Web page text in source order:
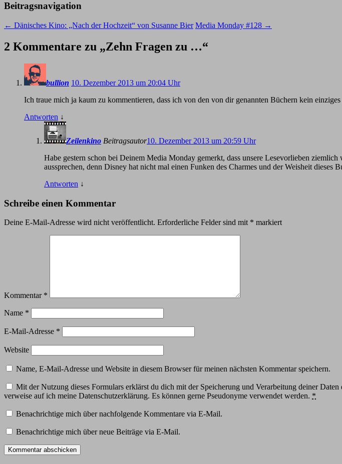
Beitragsnavigation
← Dänisches Kino: „Nach der Hochzeit“ von Susanne Bier Media Monday #128 →
2 Kommentare zu „Zehn Fragen zu …“
bullion 10. Dezember 2013 um 20:04 Uhr
Ich traue mich ja kaum zu kommentieren, dass ich von den von dir genannten Büchern kein
Antworten ↓
Zeilenkino Beitragsautor10. Dezember 2013 um 20:59 Uhr
Habe gestern schon bei Deinem Media Monday gemerkt, dass unsere Lesevorlieben
aussprechen, denn Disney hat nicht mal einen Funken des Charmes und der Weisheit dieses
Antworten ↓
Schreibe einen Kommentar
Deine E-Mail-Adresse wird nicht veröffentlicht. Erforderliche Felder sind mit * markiert
Kommentar *
Name *
E-Mail-Adresse *
Website
Name, E-Mail-Adresse und Website in diesem Browser für meinen nächsten Kommentar speichern.
Mit der Nutzung dieses Formulars erklärst du dich mit der Speicherung und Verarbeitung deiner
verweise auf ich meine Datenschutzerklärung. Es können gerne Pseudonyme verwendet werden. *
Benachrichtige mich über nachfolgende Kommentare via E-Mail.
Benachrichtige mich über neue Beiträge via E-Mail.